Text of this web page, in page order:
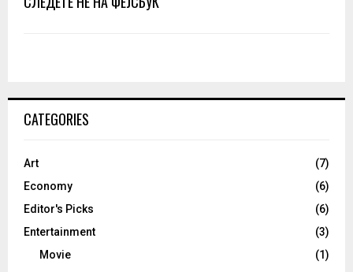
CATEGORIES
Art
(7)
Economy
(6)
Editor's Picks
(6)
Entertainment
(3)
Movie
(1)